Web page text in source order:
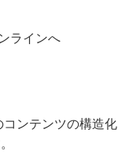
コンテンツの構造化